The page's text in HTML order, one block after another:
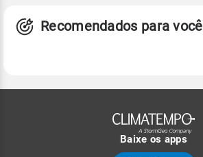
Recomendados para você
Baixe os apps